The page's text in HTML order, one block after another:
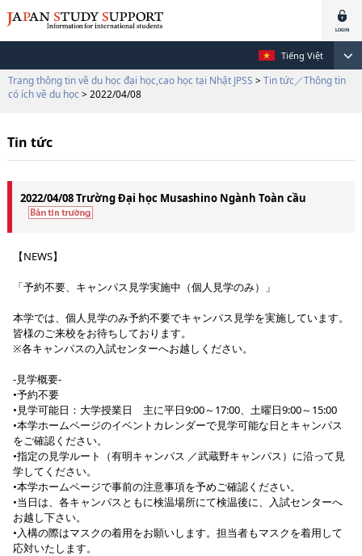
Tiếng Việt
Trang thông tin về du học đại học,cao học tại Nhật JPSS > Tin tức／Thông tin
có ích về du học > 2022/04/08
Tin tức
2022/04/08 Trường Đại học Musashino Ngành Toàn cầu
【NEWS】
「予約不要、キャンパス見学実施中（個人見学のみ）」
本学では、個人見学のみ予約不要でキャンパス見学を実施しています。
皆様のご来校をお待ちしております。
※各キャンパスの入試センターへお越しください。
-見学概要-
•予約不要
•見学可能日：大学授業日 主に平日9:00～17:00、土曜日9:00～15:00
•本学ホームページのイベントカレンダーで見学可能な日とキャンパス
をご確認ください。
•指定の見学ルート（有明キャンパス ／武蔵野キャンパス）に沿って見
学してください。
•本学ホームページで事前の注意事項を予めご確認ください。
•当日は、各キャンパスともに検温場所にて検温後に、入試センターへ
お越し下さい。
•入構の際はマスクの着用をお願いします。担当者もマスクを着用して
応対いたします。